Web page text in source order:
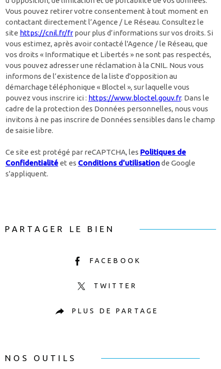
Vous pouvez retirer votre consentement à tout moment en
contactant directement l’Agence / Le Réseau. Consultez le
site https://cnil.fr/fr pour plus d’informations sur vos droits. Si
vous estimez, après avoir contacté l'Agence / le Réseau, que
vos droits « Informatique et Libertés » ne sont pas respectés,
vous pouvez adresser une réclamation à la CNIL. Nous vous
informons de l’existence de la liste d'opposition au
démarchage téléphonique « Bloctel », sur laquelle vous
pouvez vous inscrire ici : https://www.bloctel.gouv.fr. Dans le
cadre de la protection des Données personnelles, nous vous
invitons à ne pas inscrire de Données sensibles dans le champ
de saisie libre.
Ce site est protégé par reCAPTCHA, les Politiques de
Confidentialité et es Conditions d'utilisationde Google
s'appliquent.
PARTAGER LE BIEN
FACEBOOK
TWITTER
PLUS DE PARTAGE
NOS OUTILS